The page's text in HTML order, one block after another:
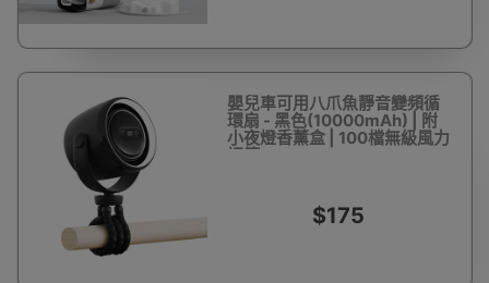
嬰兒車可用八爪魚靜音變頻循
環扇 - 黑色(10000mAh) | 附
小夜燈香薰盒 | 100檔無級風力
調節
$175